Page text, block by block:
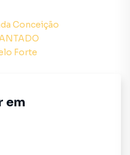
nos fundos da
direta ao
de lazer ao ar livre.
para todas as
estação do ano com
Conceição
Forte
em